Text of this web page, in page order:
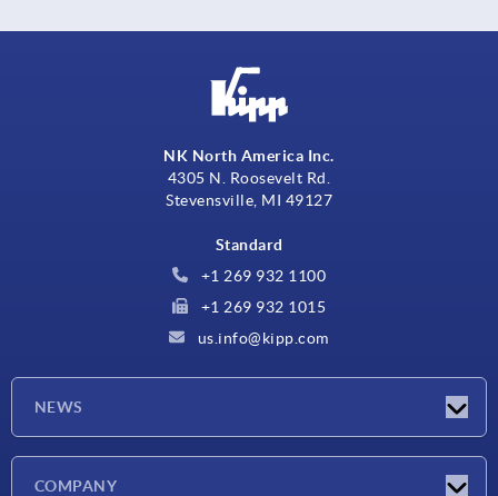
NK North America Inc.
4305 N. Roosevelt Rd.
Stevensville, MI 49127
Standard
+1 269 932 1100
+1 269 932 1015
us.info@kipp.com
NEWS
COMPANY